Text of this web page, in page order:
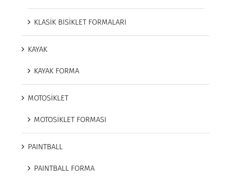
KLASİK BİSİKLET FORMALARI
KAYAK
KAYAK FORMA
MOTOSİKLET
MOTOSİKLET FORMASI
PAINTBALL
PAINTBALL FORMA